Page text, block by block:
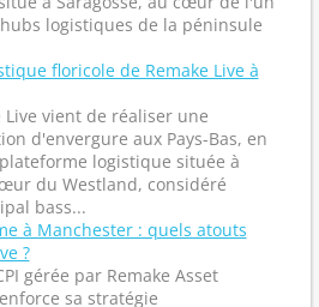
logistiques de la péninsule
floricole de Remake Live à
Live vient de réaliser une
d'envergure aux Pays-Bas, en
logistique située à
du Westland, considéré
bass...
à Manchester : quels atouts
?
gérée par Remake Asset
sa stratégie